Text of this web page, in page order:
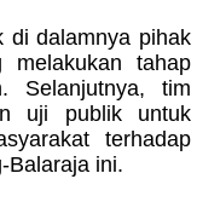
di dalamnya pihak
melakukan tahap
Selanjutnya, tim
uji publik untuk
terhadap
Balaraja ini.